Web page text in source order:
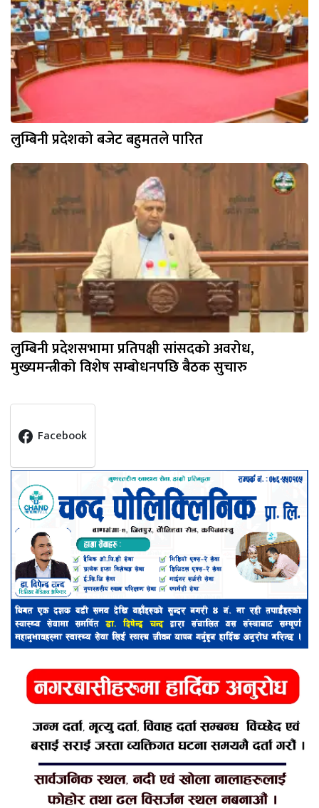
लुम्बिनी प्रदेशको बजेट बहुमतले पारित
लुम्बिनी प्रदेशसभामा प्रतिपक्षी सांसदको अवरोध,
मुख्यमन्त्रीको विशेष सम्बोधनपछि बैठक सुचारु
Facebook